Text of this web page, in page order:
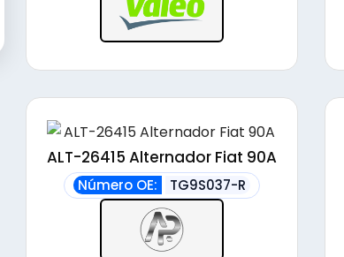
ALT-26415 Alternador Fiat 90A
Número OE: TG9S037-R